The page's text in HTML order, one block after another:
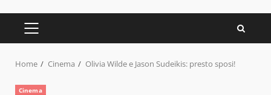
PRIMARY
Home Cinema Olivia Wilde e Jason Sudeikis: presto sposi!
Cinema